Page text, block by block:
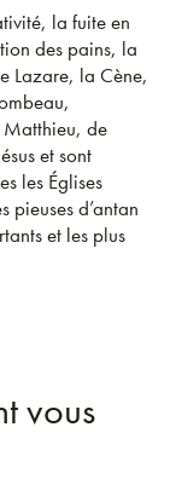
la fuite en
des pains, la
Lazare, la Cène,
Matthieu, de
et sont
les Églises
pieuses d’antan
et les plus
vous